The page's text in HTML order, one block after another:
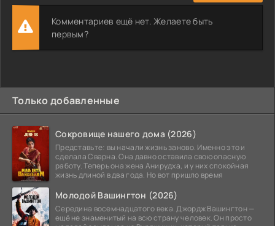
Комментариев ещё нет. Желаете быть
первым?
Только добавленные
Сокровище нашего дома (2026)
Представьте: вы начали жизнь заново. Именно это и
сделала Сварна. Она давно оставила свою опасную
работу. Теперь она жена Анирудха, и у них спокойная
жизнь длиной в два года. Но вот пришло время
Молодой Вашингтон (2026)
Середина восемнадцатого века. Джордж Вашингтон —
ещё не знаменитый на всю страну человек. Он просто